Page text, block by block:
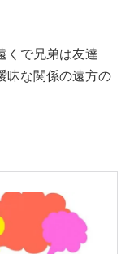
くで兄弟は友達
昧な関係の遠方の